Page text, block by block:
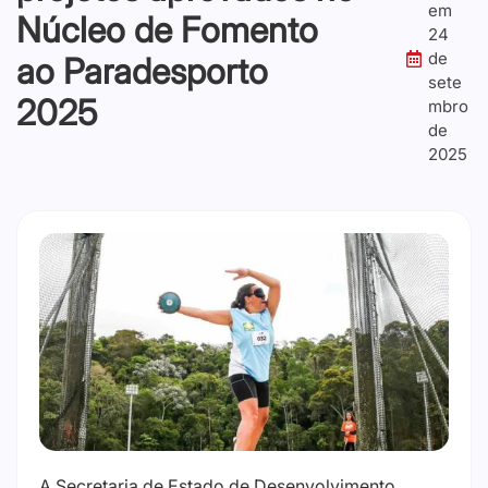
em
24
de
sete
mbro
de
2025
Núcleo de Fomento
ao Paradesporto
2025